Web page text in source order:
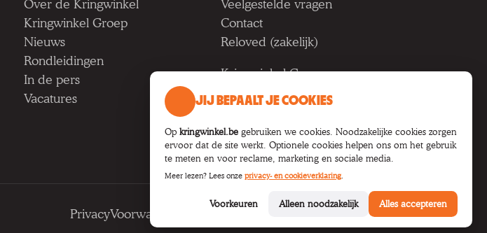
Over de Kringwinkel
Kringwinkel Groep
Nieuws
Rondleidingen
In de pers
Vacatures
Veelgestelde vragen
Contact
Reloved (zakelijk)
Kringwinkel Groep vzw
Koning Albertlaan 124, 9000
BTW BE 1033.922.208
PrivacyVoorwaarden Cookie-instellingen
JIJ BEPAALT JE COOKIES
Op kringwinkel.be gebruiken we cookies. Noodzakelijke cookies zorgen
ervoor dat de site werkt. Optionele cookies helpen ons om het gebruik
te meten en voor reclame, marketing en sociale media.
Meer lezen? Lees onze privacy- en cookieverklaring.
Voorkeuren Alleen noodzakelijk Alles accepteren